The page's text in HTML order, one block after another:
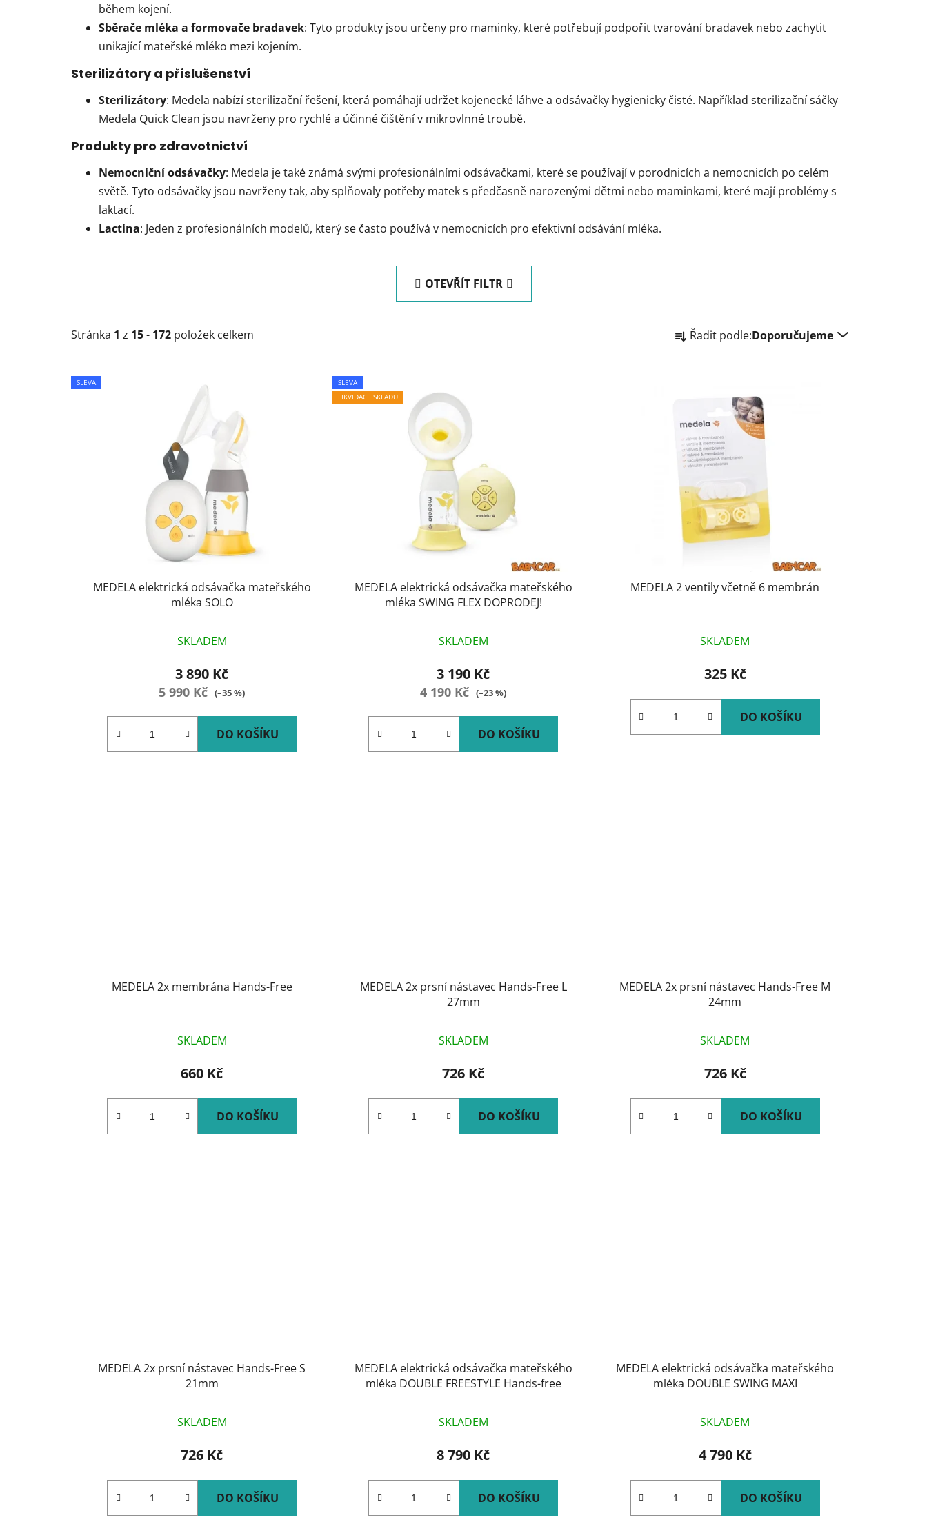
během kojení.
Sběrače mléka a formovače bradavek: Tyto produkty jsou určeny pro maminky, které potřebují podpořit tvarování bradavek nebo zachytit
unikající mateřské mléko mezi kojením.
Sterilizátory a příslušenství
Sterilizátory: Medela nabízí sterilizační řešení, která pomáhají udržet kojenecké láhve a odsávačky hygienicky čisté. Například sterilizační sáčky
Medela Quick Clean jsou navrženy pro rychlé a účinné čištění v mikrovlnné troubě.
Produkty pro zdravotnictví
Nemocniční odsávačky: Medela je také známá svými profesionálními odsávačkami, které se používají v porodnicích a nemocnicích po celém
světě. Tyto odsávačky jsou navrženy tak, aby splňovaly potřeby matek s předčasně narozenými dětmi nebo maminkami, které mají problémy s
laktací.
Lactina: Jeden z profesionálních modelů, který se často používá v nemocnicích pro efektivní odsávání mléka.
OTEVŘÍT FILTR
Stránka 1 z 15- 172 položek celkem a
p
o
d
u
k
Řadit podle:Doporučujeme
V
ý
SLEVA
MEDELA elektrická odsávačka mateřského
mléka SOLO
SKLADEM
3 890 Kč
5 990 Kč (–35 %)
DO KOŠÍKU
SLEVA
LIKVIDACE SKLADU
MEDELA elektrická odsávačka mateřského
mléka SWING FLEX DOPRODEJ!
SKLADEM
3 190 Kč
4 190 Kč (–23 %)
DO KOŠÍKU
MEDELA 2 ventily včetně 6 membrán
SKLADEM
325 Kč
DO KOŠÍKU
MEDELA 2x membrána Hands-Free
SKLADEM
660 Kč
DO KOŠÍKU
MEDELA 2x prsní nástavec Hands-Free L
27mm
SKLADEM
726 Kč
DO KOŠÍKU
MEDELA 2x prsní nástavec Hands-Free M
24mm
SKLADEM
726 Kč
DO KOŠÍKU
MEDELA 2x prsní nástavec Hands-Free S
21mm
SKLADEM
726 Kč
DO KOŠÍKU
MEDELA elektrická odsávačka mateřského
mléka DOUBLE FREESTYLE Hands-free
SKLADEM
8 790 Kč
DO KOŠÍKU
MEDELA elektrická odsávačka mateřského
mléka DOUBLE SWING MAXI
SKLADEM
4 790 Kč
DO KOŠÍKU